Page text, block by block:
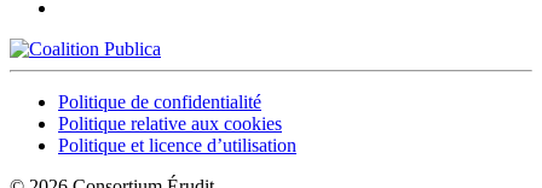
Politique de confidentialité
Politique relative aux cookies
Politique et licence d’utilisation